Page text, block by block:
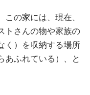
の家には、現在、
トさんの物や家族の
く）を収納する場所
あふれている）、と